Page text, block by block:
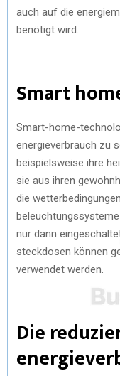
auch auf die
benötigt wird.
Smart
Smart-home-
energieverbrauch zu
beispielsweise ihre
sie aus ihren
die
nur dann
steckdosen können
verwendet werden.
Die